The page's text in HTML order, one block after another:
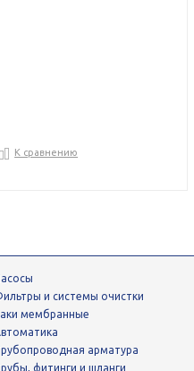
К сравнению
Насосы
фильтры и системы очистки
Баки мембранные
Автоматика
трубопроводная арматура
трубы, фитинги и шланги